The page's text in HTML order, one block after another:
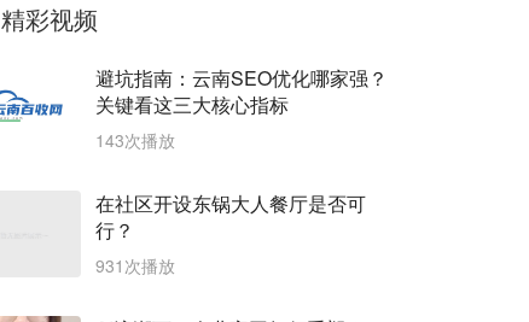
精彩视频
避坑指南：云南SEO优化哪家强？
关键看这三大核心指标
143次播放
在社区开设东锅大人餐厅是否可
行？
931次播放